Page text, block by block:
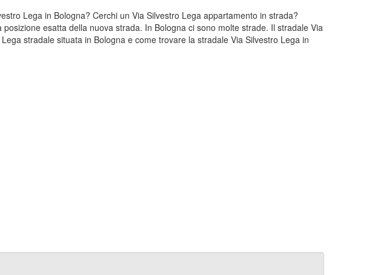
Lega in Bologna? Cerchi un Via Silvestro Lega appartamento in strada?
esatta della nuova strada. In Bologna ci sono molte strade. Il stradale Via
stradale situata in Bologna e come trovare la stradale Via Silvestro Lega in